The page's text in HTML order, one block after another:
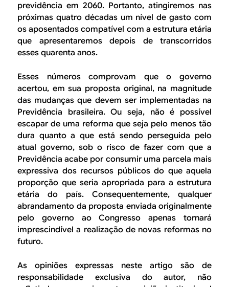
previdência em 2060. Portanto, atingiremos nas
próximas quatro décadas um nível de gasto com
os aposentados compatível com a estrutura etária
que apresentaremos depois de transcorridos
esses quarenta anos.
Esses números comprovam que o governo
acertou, em sua proposta original, na magnitude
das mudanças que devem ser implementadas na
Previdência brasileira. Ou seja, não é possível
escapar de uma reforma que seja pelo menos tão
dura quanto a que está sendo perseguida pelo
atual governo, sob o risco de fazer com que a
Previdência acabe por consumir uma parcela mais
expressiva dos recursos públicos do que aquela
proporção que seria apropriada para a estrutura
etária do país. Consequentemente, qualquer
abrandamento da proposta enviada originalmente
pelo governo ao Congresso apenas tornará
imprescindível a realização de novas reformas no
futuro.
As opiniões expressas neste artigo são de
responsabilidade exclusiva do autor, não